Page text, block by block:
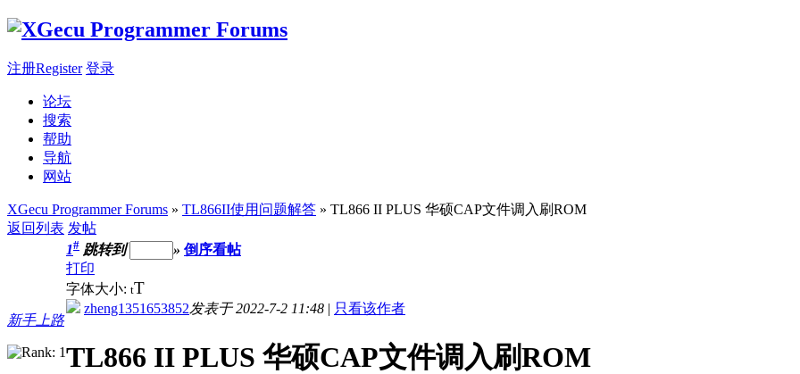
注册Register 登录
论坛
搜索
帮助
导航
网站
XGecu Programmer Forums » TL866II使用问题解答 » TL866 II PLUS 华硕CAP文件调入刷ROM
返回列表 发帖
新手上路
1# 跳转到 » 倒序看帖
打印
字体大小: tT
zheng1351653852发表于 2022-7-2 11:48 | 只看该作者
TL866 II PLUS 华硕CAP文件调入刷ROM